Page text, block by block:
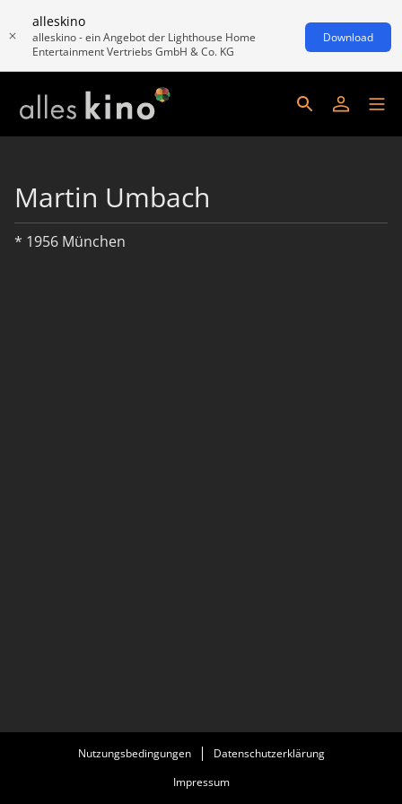
alleskino
alleskino - ein Angebot der Lighthouse Home
Entertainment Vertriebs GmbH & Co. KG
Download
Martin Umbach
* 1956 München
Nutzungsbedingungen
Datenschutzerklärung
Impressum